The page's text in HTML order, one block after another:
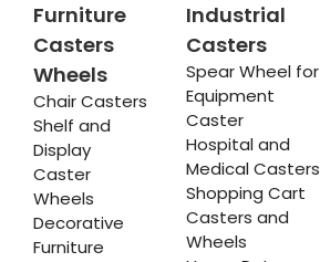
Furniture
Casters
Wheels
Chair Casters
Shelf and
Display
Caster
Wheels
Decorative
Furniture
Industrial
Casters
Spear Wheel for
Equipment
Caster
Hospital and
Medical Casters
Shopping Cart
Casters and
Wheels